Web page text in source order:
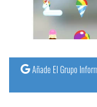
Operadores
Trucos
y
Añade El Grupo